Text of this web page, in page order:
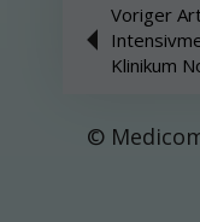
Voriger
Klinikum
©